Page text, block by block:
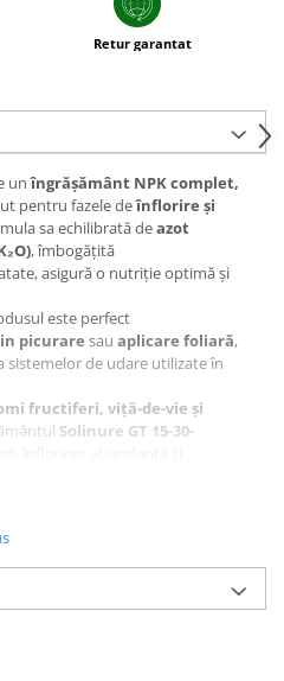
Retur garantat
unîngrășământ NPK complet,
pentru fazele deînflorire și
sa echilibrată deazot
, îmbogățită
asigură o nutriție optimă și
este perfect
picurare sau aplicare foliară,
de udare utilizate în
fructiferi, viță-de-vie și
Solinure GT 15-30-
pentru perioada vegetativă - de
Solinure este îngrășământul
îngrășămintelor pentru